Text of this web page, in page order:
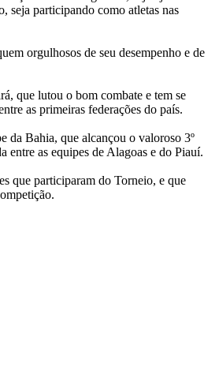
seja participando como atletas nas
orgulhosos de seu desempenho e de
que lutou o bom combate e tem se
as primeiras federações do país.
da Bahia, que alcançou o valoroso 3º
entre as equipes de Alagoas e do Piauí.
que participaram do Torneio, e que